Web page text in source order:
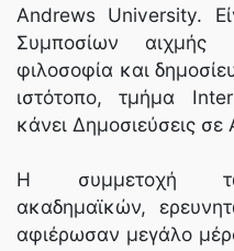
Andrews University.
Συμποσίων αιχμής
φιλοσοφία και
ιστότοπο, τμήμα
κάνει Δημοσιεύσεις σε
Η συμμετοχή
ακαδημαϊκών,
αφιέρωσαν μεγάλο